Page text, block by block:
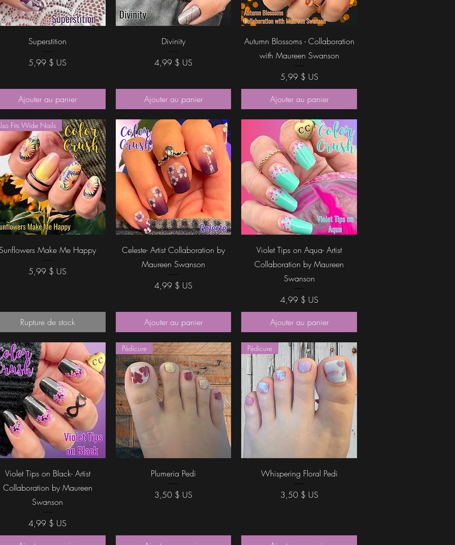
Aperçu rapide
Superstition
Prix
5,99 $ US
Ajouter au panier
Aperçu rapide
Divinity
Prix
4,99 $ US
Ajouter au panier
Aperçu rapide
Autumn Blossoms - Collaboration
with Maureen Swanson
Prix
5,99 $ US
Ajouter au panier
Aperçu rapide
Fits Wide Nails
Make Me Happy
Prix
5,99 $ US
Rupture de stock
Aperçu rapide
Celeste- Artist Collaboration by
Maureen Swanson
Prix
4,99 $ US
Ajouter au panier
Aperçu rapide
Violet Tips on Aqua- Artist
Collaboration by Maureen
Swanson
Prix
4,99 $ US
Ajouter au panier
Aperçu rapide
Violet Tips on Black- Artist
Collaboration by Maureen
Swanson
Prix
4,99 $ US
Aperçu rapide
Pédicure
Plumeria Pedi
Prix
3,50 $ US
Aperçu rapide
Pédicure
Whispering Floral Pedi
Prix
3,50 $ US